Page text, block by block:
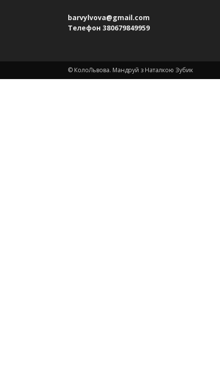
barvylvova@gmail.com
Телефон 380679849959
© КолоЛьвова. Мандруй з Наталкою Зубик